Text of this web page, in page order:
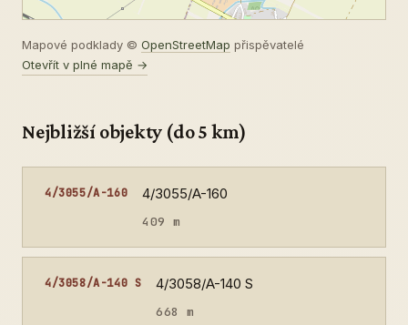
Mapové podklady © OpenStreetMap přispěvatelé
Otevřít v plné mapě →
Nejbližší objekty (do 5 km)
4/3055/A-160 4/3055/A-160
409 m
4/3058/A-140 S 4/3058/A-140 S
668 m